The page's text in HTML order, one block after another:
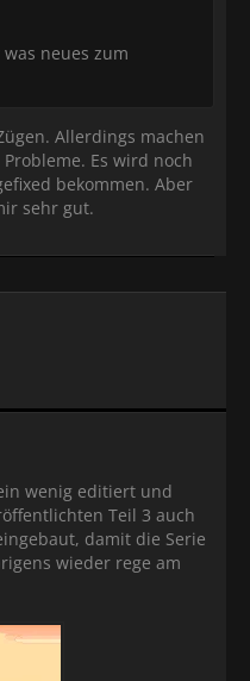
neues zum
Allerdings machen
Es wird noch
bekommen. Aber
sehr gut.
wenig editiert und
Teil 3 auch
damit die Serie
wieder rege am